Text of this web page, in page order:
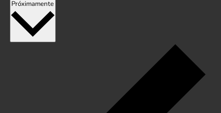
PróximamenteSeleccionar